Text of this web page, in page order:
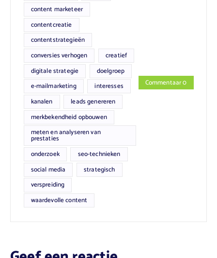
content marketeer
contentcreatie
contentstrategieën
conversies verhogen
creatief
digitale strategie
doelgroep
e-mailmarketing
interesses
kanalen
leads genereren
merkbekendheid opbouwen
meten en analyseren van
prestaties
onderzoek
seo-technieken
social media
strategisch
verspreiding
waardevolle content
Commentaar 0